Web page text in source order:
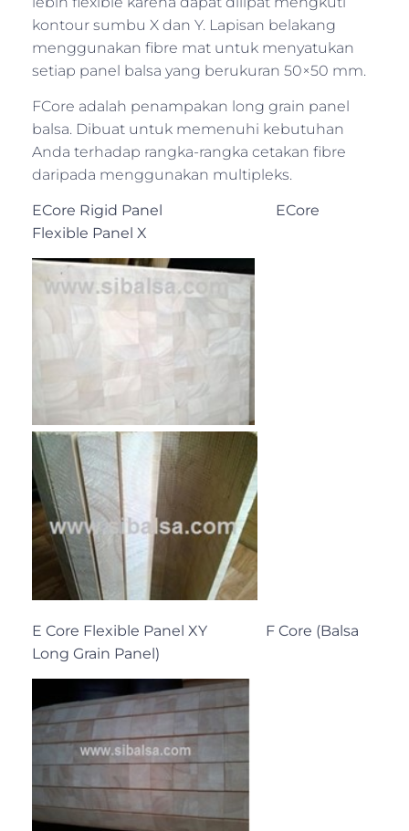
kontour sumbu X dan Y. Lapisan belakang
menggunakan fibre mat untuk menyatukan
setiap panel balsa yang berukuran 50×50 mm.
FCore adalah penampakan long grain panel
balsa. Dibuat untuk memenuhi kebutuhan
Anda terhadap rangka-rangka cetakan fibre
daripada menggunakan multipleks.
ECore Rigid Panel ECore
Flexible Panel X
E Core Flexible Panel XY F Core (Balsa
Long Grain Panel)